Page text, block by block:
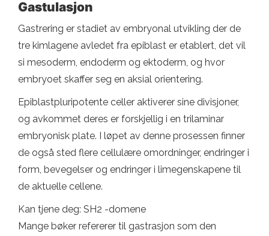
Gastulasjon
Gastrering er stadiet av embryonal utvikling der de
tre kimlagene avledet fra epiblast er etablert, det vil
si mesoderm, endoderm og ektoderm, og hvor
embryoet skaffer seg en aksial orientering.
Epiblastpluripotente celler aktiverer sine divisjoner,
og avkommet deres er forskjellig i en trilaminar
embryonisk plate. I løpet av denne prosessen finner
de også sted flere cellulære omordninger, endringer i
form, bevegelser og endringer i limegenskapene til
de aktuelle cellene.
Kan tjene deg: SH2 -domene
Mange bøker refererer til gastrasjon som den